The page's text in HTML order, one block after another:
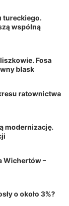
tureckiego.
wspólną
Fosa
blask
ratownictwa
modernizację.
Wichertów –
o około 3%?